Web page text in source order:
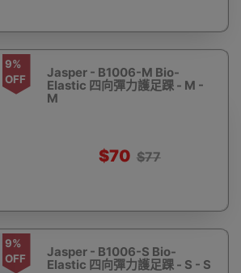
9%
OFF
Jasper - B1006-M Bio-
Elastic 四向彈力護足踝 - M -
M
$70 $77
9%
OFF
Jasper - B1006-S Bio-
Elastic 四向彈力護足踝 - S - S